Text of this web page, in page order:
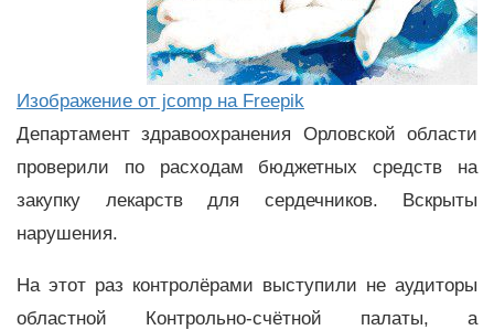
Изображение от jcomp на Freepik
Департамент здравоохранения Орловской области
проверили по расходам бюджетных средств на
закупку лекарств для сердечников. Вскрыты
нарушения.
На этот раз контролёрами выступили не аудиторы
областной Контрольно-счётной палаты, а